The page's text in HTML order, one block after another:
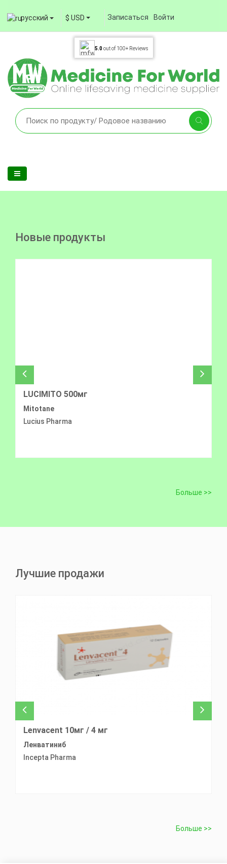
русский $ USD Записаться Войти
5.0out of 100+ Reviews
Новые продукты
LUCIMITO 500мг
Mitotane
Lucius Pharma
Больше >>
Лучшие продажи
Lenvacent 10мг / 4 мг
Ленватиниб
Incepta Pharma
Больше >>